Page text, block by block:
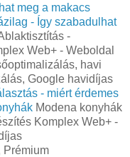
meg a makacs
- Így szabadulhat
-
Web+ - Weboldal
havi
Google havidíjas
- miért érdemes
Modena konyhák
Komplex Web+ -
Prémium